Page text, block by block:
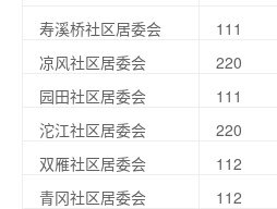
寿溪桥社区居委会 111
凉风社区居委会
220
园田社区居委会
111
沱江社区居委会
220
双雁社区居委会
112
青冈社区居委会
112